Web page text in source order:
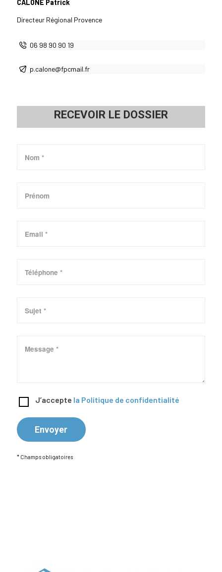
CALONE Patrick
Directeur Régional Provence
06 98 90 90 19
p.calone@fpcmail.fr
RECEVOIR LE DOSSIER
J’accepte la Politique de confidentialité
* Champs obligatoires